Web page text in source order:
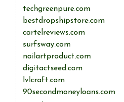
techgreenpure.com
bestdropshipstore.com
cartelreviews.com
surfsway.com
nailartproduct.com
digitactseed.com
lvlcraft.com
90secondmoneyloans.com